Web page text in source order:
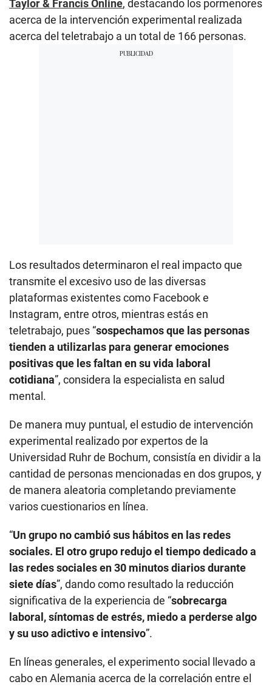
Taylor & Francis Online, destacando los pormenores
acerca de la intervención experimental realizada
acerca del teletrabajo a un total de 166 personas.
Los resultados determinaron el real impacto que
transmite el excesivo uso de las diversas
plataformas existentes como Facebook e
Instagram, entre otros, mientras estás en
teletrabajo, pues “sospechamos que las personas
tienden a utilizarlas para generar emociones
positivas que les faltan en su vida laboral
cotidiana”, considera la especialista en salud
mental.
De manera muy puntual, el estudio de intervención
experimental realizado por expertos de la
Universidad Ruhr de Bochum, consistía en dividir a la
cantidad de personas mencionadas en dos grupos, y
de manera aleatoria completando previamente
varios cuestionarios en línea.
“Un grupo no cambió sus hábitos en las redes
sociales. El otro grupo redujo el tiempo dedicado a
las redes sociales en 30 minutos diarios durante
siete días”, dando como resultado la reducción
significativa de la experiencia de “sobrecarga
laboral, síntomas de estrés, miedo a perderse algo
y su uso adictivo e intensivo”.
En líneas generales, el experimento social llevado a
cabo en Alemania acerca de la correlación entre el